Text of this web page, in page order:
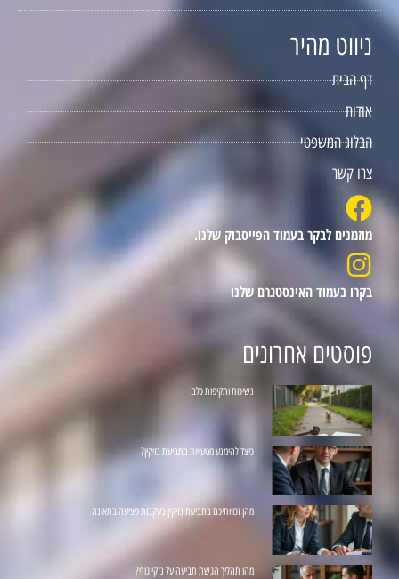
ניווט מהיר
דף הבית
אודות
הבלוג המשפטי
צרו קשר
מוזמנים לבקר בעמוד הפייסבוק שלנו.
בקרו בעמוד האינסטגרם שלנו
פוסטים אחרונים
נשיכות ותקיפות כלב
כיצד להימנע מטעויות בתביעת נזיקין?
מהן זכויותיכם בתביעת נזיקין בעקבות פציעה בתאונה
מהו תהליך הגשת תביעה על נזקי גוף?